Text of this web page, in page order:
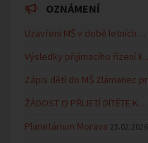
OZNÁMENÍ
Uzavření MŠ v době letních…
Výsledky přijímacího řízení
Zápis dětí do MŠ Zlámanec
ŽÁDOST O PŘIJETÍ DÍTĚTE K…
Planetárium Morava 23.02.2026